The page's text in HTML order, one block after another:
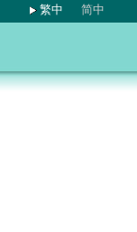
繁中 简中